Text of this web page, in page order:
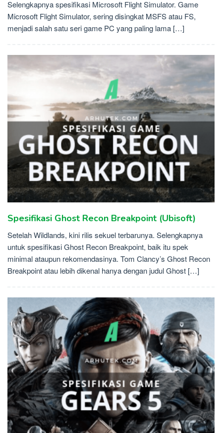
Selengkapnya spesifikasi Microsoft Flight Simulator. Game
Microsoft Flight Simulator, sering disingkat MSFS atau FS,
menjadi salah satu seri game PC yang paling lama […]
Spesifikasi Ghost Recon Breakpoint (Ubisoft)
Setelah Wildlands, kini rilis sekuel terbarunya. Selengkapnya
untuk spesifikasi Ghost Recon Breakpoint, baik itu spek
minimal ataupun rekomendasinya. Tom Clancy’s Ghost Recon
Breakpoint atau lebih dikenal hanya dengan judul Ghost […]